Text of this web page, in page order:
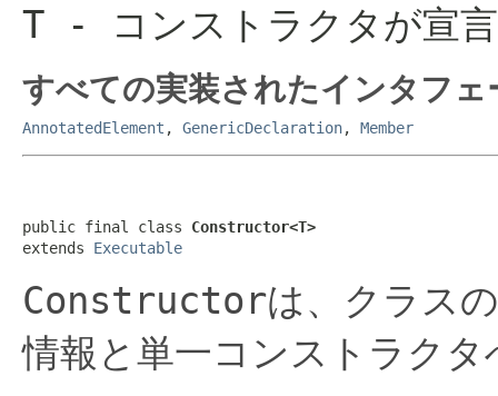
T - コンストラクタが宣
すべての実装されたインタフ
AnnotatedElement , GenericDeclaration, Member
public final class Constructor<T>
extends Executable
Constructorは、クラス
情報と単一コンストラク